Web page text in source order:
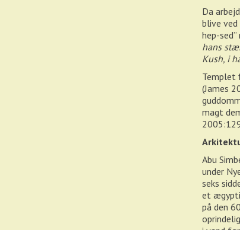
Da
blive
hep-
hans
Kush, i
Templet
(James
magt
Abu
under
seks
et
på den